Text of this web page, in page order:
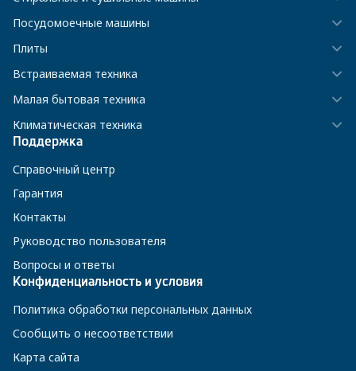
Посудомоечные машины
Плиты
Встраиваемая техника
Малая бытовая техника
Климатическая техника
Поддержка
Справочный центр
Гарантия
Контакты
Руководство пользователя
Вопросы и ответы
Конфиденциальность и условия
Политика обработки персональных данных
Сообщить о несоответствии
Карта сайта